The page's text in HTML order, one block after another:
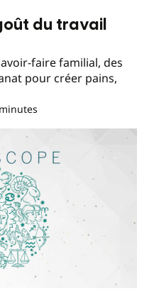
du travail
faire familial, des
pour créer pains,